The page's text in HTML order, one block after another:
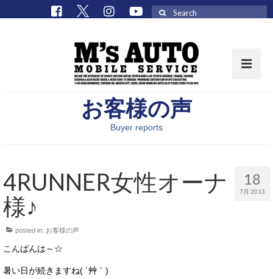
取扱車種一覧
M’sCollectionパーツ一覧
エムズオート
M’sCollection
お客様の声
Buyer reports
18
7月 2013
4RUNNER女性オーナ
様♪
posted in: お客様の声
こんばんは～☆
暑い日が続きますね( ´艸｀)